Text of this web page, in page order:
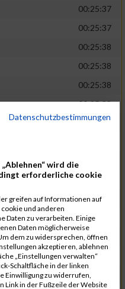
00:25:37
00:25:37
00:25:38
00:25:38
00:25:38
00:25:38
00:25:38
00:25:38
00:25:38
00:25:39
00:25:40
00:25:41
00:25:42
Datenschutzbestimmungen
wird die
erforderliche cookie
greifen auf Informationen auf
cookie und anderen
Daten zu verarbeiten. Einige
Daten möglicherweise
dem zu widersprechen, öffnen
akzeptieren, ablehnen
„Einstellungen verwalten“
Schaltfläche in der linken
Einwilligung zu widerrufen,
Link in der Fußzeile der Website